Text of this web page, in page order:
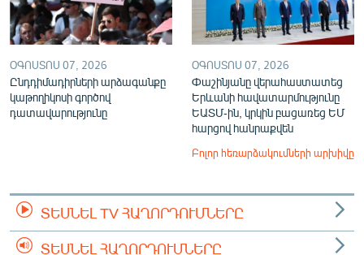
ՕԳՈՍՏՈՍ 07, 2026
Ընդդիմադիրների արձագանքը
կաթողիկոսի գործով
դատավարությունը
ՕԳՈՍՏՈՍ 07, 2026
Փաշինյանը վերահաստատեց
Երևանի հավատարմությունը
ԵԱՏՄ-ին, կրկին բացառեց ԵՄ
հարցով հանրաքվեն
Բոլոր հեռարձակումների արխիվը
ՏԵՍՆԵԼ TV ՀԱՂՈՐԴՈՒՄՆԵՐԸ
ՏԵՍՆԵԼ ՀԱՂՈՐԴՈՒՄՆԵՐԸ